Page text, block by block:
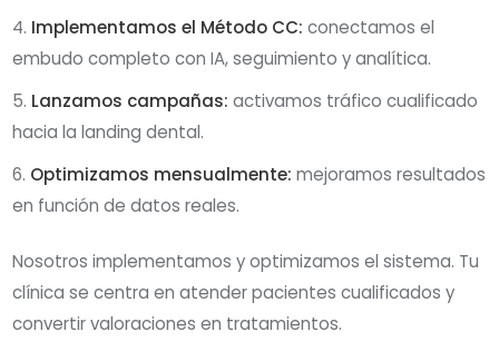
Implementamos el Método CC: conectamos el
embudo completo con IA, seguimiento y analítica.
Lanzamos campañas: activamos tráfico cualificado
hacia la landing dental.
Optimizamos mensualmente: mejoramos resultados
en función de datos reales.
Nosotros implementamos y optimizamos el sistema. Tu
clínica se centra en atender pacientes cualificados y
convertir valoraciones en tratamientos.